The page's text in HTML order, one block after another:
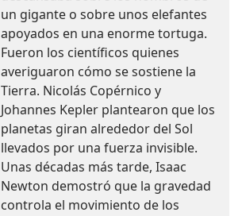
un gigante o sobre unos elefantes
apoyados en una enorme tortuga.
Fueron los científicos quienes
averiguaron cómo se sostiene la
Tierra. Nicolás Copérnico y
Johannes Kepler plantearon que los
planetas giran alrededor del Sol
llevados por una fuerza invisible.
Unas décadas más tarde, Isaac
Newton demostró que la gravedad
controla el movimiento de los